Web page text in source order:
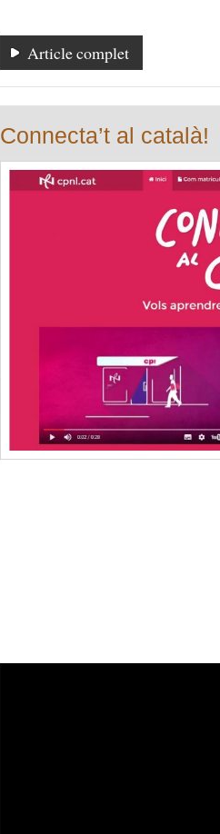
Article complet
Connecta’t al català!